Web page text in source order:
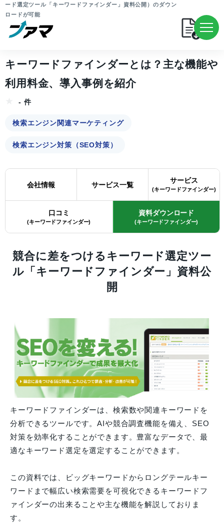
ード選定ツール「キーワードファインダー」資料公開）のダウン
ロードが可能
キーワードファインダーとは？主な機能や
利用料金、導入事例を紹介
- 件
検索エンジン関連マーケティング
検索エンジン対策（SEO対策）
会社情報 サービス一覧
サービス
(キーワードファインダー)
口コミ
(キーワードファインダー)
資料ダウンロード
(キーワードファインダー)
競合に差をつけるキーワード選定ツー
ル「キーワードファインダー」資料公
開
キーワードファインダーは、検索数や関連キーワードを
分析できるツールです。AIや競合調査機能を備え、SEO
対策を効率化することができます。豊富なデータで、最
適なキーワード選定を選定することができます。
この資料では、ビッグキーワードからロングテールキー
ワードまで幅広い検索需要を可視化できるキーワードフ
ァインダーの出来ることや主な機能を解説しておりま
す。